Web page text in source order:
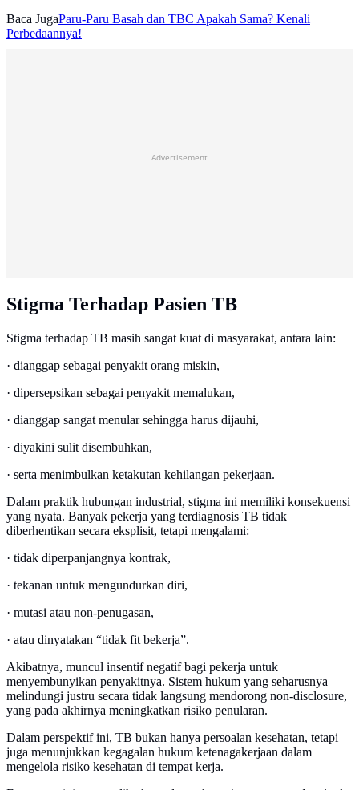
Baca JugaParu-Paru Basah dan TBC Apakah Sama? Kenali
Perbedaannya!
Advertisement
Stigma Terhadap Pasien TB
Stigma terhadap TB masih sangat kuat di masyarakat, antara lain:
· dianggap sebagai penyakit orang miskin,
· dipersepsikan sebagai penyakit memalukan,
· dianggap sangat menular sehingga harus dijauhi,
· diyakini sulit disembuhkan,
· serta menimbulkan ketakutan kehilangan pekerjaan.
Dalam praktik hubungan industrial, stigma ini memiliki konsekuensi
yang nyata. Banyak pekerja yang terdiagnosis TB tidak
diberhentikan secara eksplisit, tetapi mengalami:
· tidak diperpanjangnya kontrak,
· tekanan untuk mengundurkan diri,
· mutasi atau non-penugasan,
· atau dinyatakan “tidak fit bekerja”.
Akibatnya, muncul insentif negatif bagi pekerja untuk
menyembunyikan penyakitnya. Sistem hukum yang seharusnya
melindungi justru secara tidak langsung mendorong non-disclosure,
yang pada akhirnya meningkatkan risiko penularan.
Dalam perspektif ini, TB bukan hanya persoalan kesehatan, tetapi
juga menunjukkan kegagalan hukum ketenagakerjaan dalam
mengelola risiko kesehatan di tempat kerja.